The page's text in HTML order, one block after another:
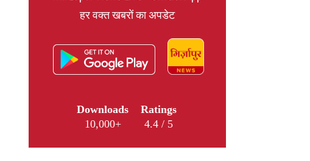
हर वक्त खबरों का अपडेट
Downloads
10,000+
Ratings
4.4 / 5